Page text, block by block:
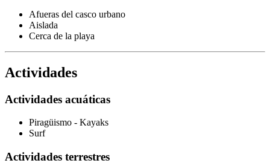
Afueras del casco urbano
Aislada
Cerca de la playa
Actividades
Actividades acuáticas
Piragüismo - Kayaks
Surf
Actividades terrestres